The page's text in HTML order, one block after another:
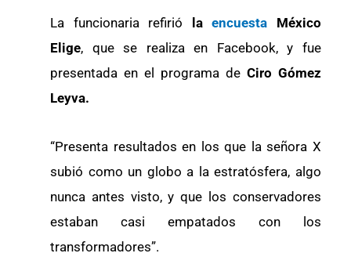
La funcionaria refirió laencuesta México
Elige, que se realiza en Facebook, y fue
presentada en el programa de Ciro Gómez
Leyva.
“Presenta resultados en los que la señora X
subió como un globo a la estratósfera, algo
nunca antes visto, y que los conservadores
estaban casi empatados con los
transformadores”.